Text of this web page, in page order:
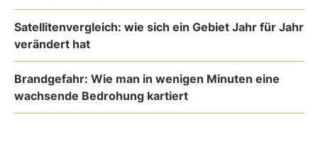
Satellitenvergleich: wie sich ein Gebiet Jahr für Jahr
verändert hat
Brandgefahr: Wie man in wenigen Minuten eine
wachsende Bedrohung kartiert